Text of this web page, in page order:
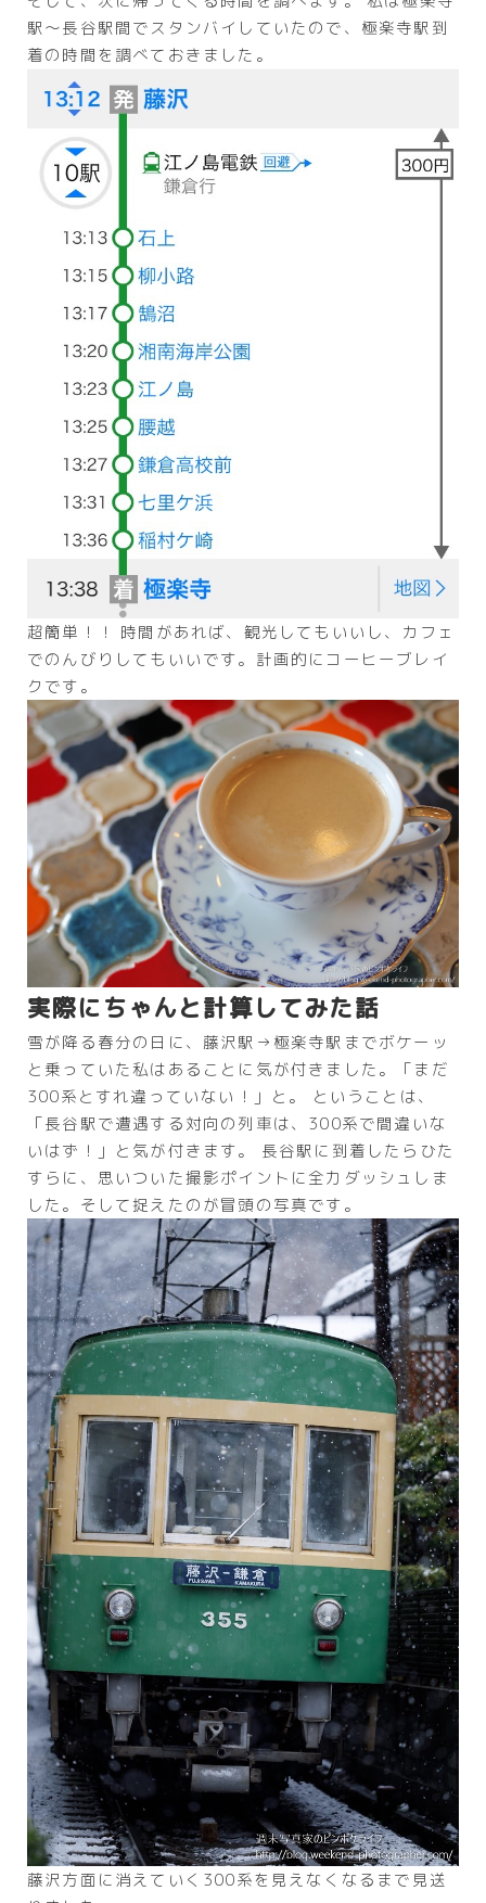
駅〜長谷駅間でスタンバイしていたので、極楽寺駅到
着の時間を調べておきました。
超簡単！！ 時間があれば、観光してもいいし、カフェ
でのんびりしてもいいです。計画的にコーヒーブレイ
クです。
実際にちゃんと計算してみた話
雪が降る春分の日に、藤沢駅→極楽寺駅までボケーッ
と乗っていた私はあることに気が付きました。「まだ
300系とすれ違っていない！」と。 ということは、
「長谷駅で遭遇する対向の列車は、300系で間違いな
いはず！」と気が付きます。 長谷駅に到着したらひた
すらに、思いついた撮影ポイントに全力ダッシュしま
した。そして捉えたのが冒頭の写真です。
藤沢方面に消えていく300系を見えなくなるまで見送